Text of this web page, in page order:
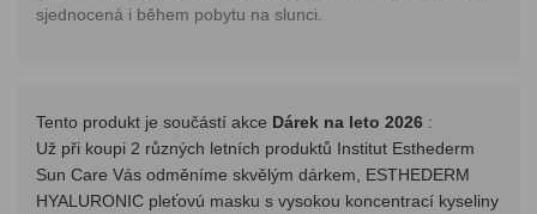
sjednocená i během pobytu na slunci
Tento produkt je součástí akce Dárek na leto 2026 :
Už při koupi 2 různých letních produktů Institut Esthederm
Sun Care Vás odměníme skvělým dárkem, ESTHEDERM
HYALURONIC pleťovú masku s vysokou koncentrací kyseliny